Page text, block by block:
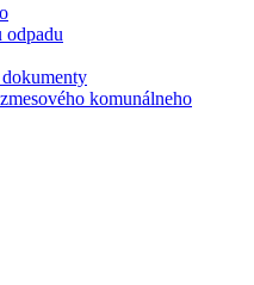
odpadu
komunálneho